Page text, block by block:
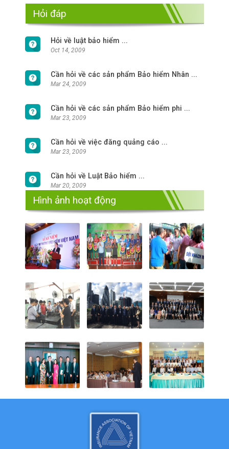
Hỏi đáp
Hỏi về luật bảo hiểm ...
Oct 14, 2009
Cần hỏi về các sản phẩm Bảo hiểm Nhân ...
Mar 24, 2009
Cần hỏi về các sản phẩm Bảo hiểm phi ...
Mar 23, 2009
Cần hỏi về việc đăng quảng cáo ...
Mar 23, 2009
Cần hỏi về Luật Bảo hiểm ...
Mar 20, 2009
Hình ảnh hoạt động